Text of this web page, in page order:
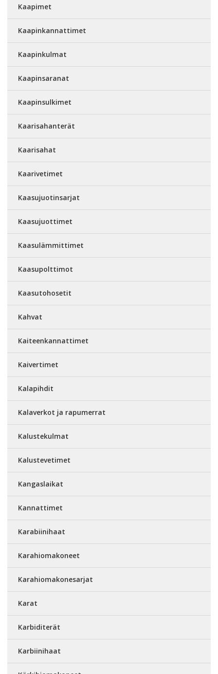
Kaapimet
Kaapinkannattimet
Kaapinkulmat
Kaapinsaranat
Kaapinsulkimet
Kaarisahanterät
Kaarisahat
Kaarivetimet
Kaasujuotinsarjat
Kaasujuottimet
Kaasulämmittimet
Kaasupolttimot
Kaasutohosetit
Kahvat
Kaiteenkannattimet
Kaivertimet
Kalapihdit
Kalaverkot ja rapumerrat
Kalustekulmat
Kalustevetimet
Kangaslaikat
Kannattimet
Karabiinihaat
Karahiomakoneet
Karahiomakonesarjat
Karat
Karbiditerät
Karbiinihaat